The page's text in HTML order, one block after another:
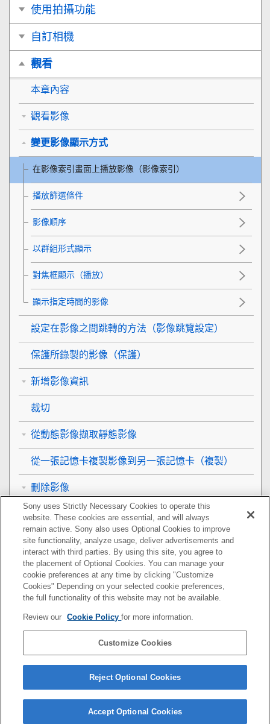
使用拍攝功能
自訂相機
觀看
本章內容
觀看影像
變更影像顯示方式
在影像索引畫面上播放影像（影像索引）
播放篩選條件
影像順序
以群組形式顯示
對焦框顯示 （播放）
顯示指定時間的影像
設定在影像之間跳轉的方法（影像跳覽設定）
保護所錄製的影像（保護）
新增影像資訊
裁切
從動態影像擷取靜態影像
從一張記憶卡複製影像到另一張記憶卡（複製）
刪除影像
在電視機上觀看影像
變更相機設定
智慧型手機可用的功能
使用電腦
使用雲端服務
如果您遇到問題
Sony uses Strictly Necessary Cookies to operate this
website. These cookies are essential, and will always
remain active. Sony also uses Optional Cookies to improve
site functionality, analyze usage, deliver advertisements and
interact with third parties. By using this site, you agree to
the placement of Optional Cookies. You can manage your
cookie preferences at any time by clicking "Customize
Cookies" Depending on your selected cookie preferences,
the full functionality of this website may not be available.
Review our Cookie Policyfor more information.
Customize Cookies
Reject Optional Cookies
Accept Optional Cookies